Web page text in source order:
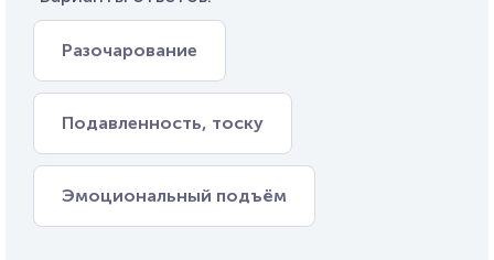
Разочарование
Подавленность, тоску
Эмоциональный подъём